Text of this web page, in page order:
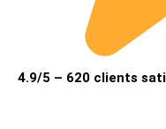
4.9/5 – 620 clients